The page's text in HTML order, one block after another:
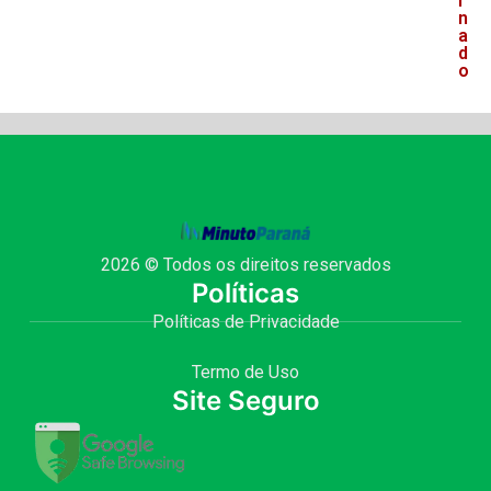
n
a
d
o
2026 © Todos os direitos reservados
Políticas
Políticas de Privacidade
Termo de Uso
Site Seguro